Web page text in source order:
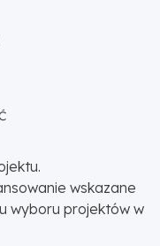
wskazane
wyboru projektów w